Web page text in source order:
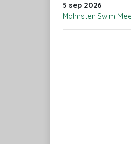
5 sep 2026
Malmsten Swim